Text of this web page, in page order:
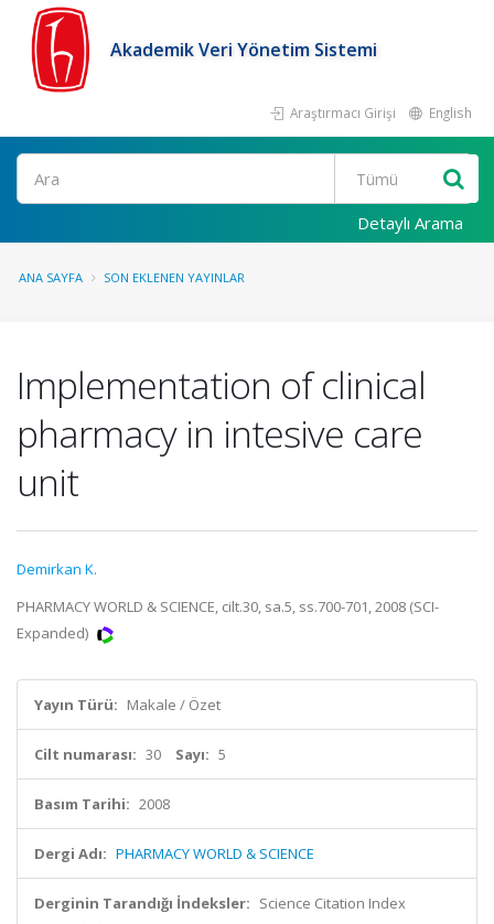
Akademik Veri Yönetim Sistemi
Araştırmacı Girişi English
Ara
Detaylı Arama
ANA SAYFA SON EKLENEN YAYINLAR
Implementation of clinical
pharmacy in intesive care
unit
Demirkan K.
PHARMACY WORLD & SCIENCE, cilt.30, sa.5, ss.700-701, 2008 (SCI-
Expanded)
Yayın Türü: Makale / Özet
Cilt numarası: 30 Sayı: 5
Basım Tarihi: 2008
Dergi Adı: PHARMACY WORLD & SCIENCE
Derginin Tarandığı İndeksler: Science Citation Index